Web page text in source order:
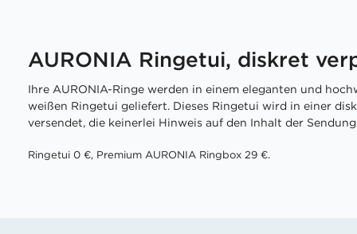
AURONIA Ringetui, diskret
Ihre AURONIA-Ringe werden in einem eleganten und
weißen Ringetui geliefert. Dieses Ringetui wird in einer
versendet, die keinerlei Hinweis auf den Inhalt der
Ringetui 0 €, Premium AURONIA Ringbox 29 €.